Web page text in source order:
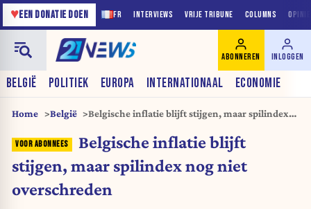
FR INTERVIEWS VRIJE TRIBUNE COLUMNS
♥EEN DONATIE DOEN
BELGIË POLITIEK EUROPA INTERNATIONAAL ECONOMIE
ABONNEREN INLOGGEN
Home België
Belgische inflatie blijft stijgen, maar spilindex
Belgische inflatie blijft
stijgen, maar spilindex nog niet
overschreden